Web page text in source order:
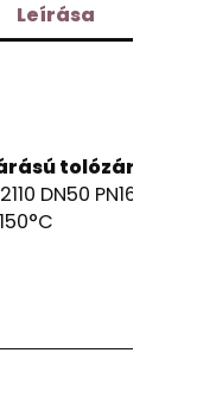
Leírása
tolózár
DN50 PN16